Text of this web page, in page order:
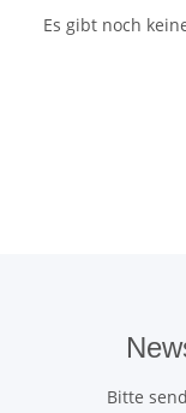
Es gibt noch
Bitte